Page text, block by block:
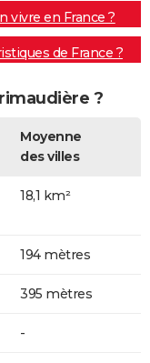
vivre en France ?
de France ?
?
Moyenne
des villes
18,1 km²
194 mètres
395 mètres
-